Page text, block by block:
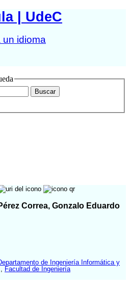
| UdeC
un idioma
Correa, Gonzalo Eduardo
de Ingeniería Informática y
Facultad de Ingeniería